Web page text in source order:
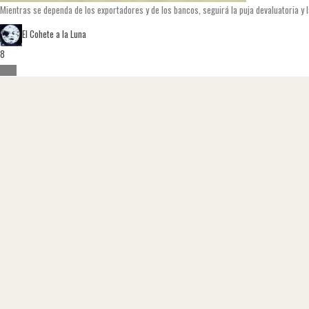
Mientras se dependa de los exportadores y de los bancos, seguirá la puja devaluatoria
El Cohete a la Luna
8